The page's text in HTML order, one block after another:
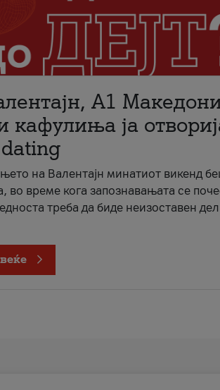
A1
кафулиња ја
на Валентајн минатиот викенд
во време кога запознавањата се
треба да биде неизоставен